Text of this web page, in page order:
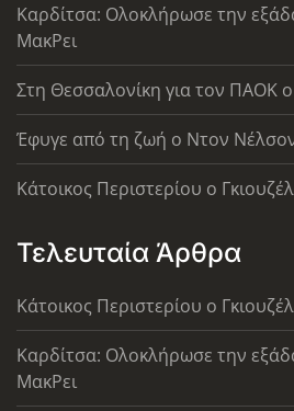
Καρδίτσα: Ολοκλήρωσε την
ΜακΡει
Στη Θεσσαλονίκη για τον ΠΑΟΚ
Έφυγε από τη ζωή ο Ντον
Κάτοικος Περιστερίου ο
Τελευταία Άρθρα
Κάτοικος Περιστερίου ο
Καρδίτσα: Ολοκλήρωσε την
ΜακΡει